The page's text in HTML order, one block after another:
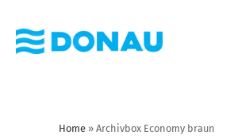
Home » Archivbox Economy braun